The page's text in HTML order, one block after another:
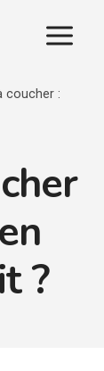
coucher :
?